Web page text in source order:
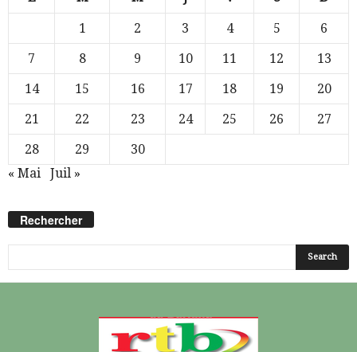
1 2 3 4 5
6
7
8 9 10 11 12
13
14
15 16 17 18 19
20
21
22 23 24 25 26
27
28
29
30
« Mai
Juil »
Rechercher